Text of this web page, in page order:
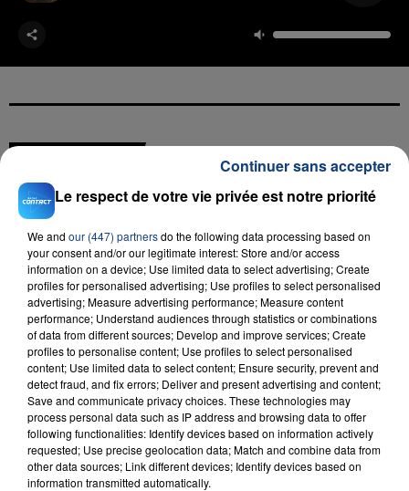
FIL D'ACTU
23 juillet 2026
INCENDIE MORTEL À LENS : UNE FEMME ET
SON BÉBÉ ENTRE LA VIE ET LA...
Un homme s'est immolé par le feu après avoir
aspergé sa compagne et leur bébé de trois mois
d'un liquide inflammable.
Le respect de votre vie privée est notre priorité
We and our (447) partnersdo the following data processing based on
your consent and/or our legitimate interest: Store and/or access
information on a device; Use limited data to select advertising; Create
profiles for personalised advertising; Use profiles to select personalised
advertising; Measure advertising performance; Measure content
performance; Understand audiences through statistics or combinations
of data from different sources; Develop and improve services; Create
profiles to personalise content; Use profiles to select personalised
content; Use limited data to select content; Ensure security, prevent and
detect fraud, and fix errors; Deliver and present advertising and content;
Save and communicate privacy choices. These technologies may
process personal data such as IP address and browsing data to offer
following functionalities: Identify devices based on information actively
requested; Use precise geolocation data; Match and combine data from
other data sources; Link different devices; Identify devices based on
information transmitted automatically.
Continuer sans accepter